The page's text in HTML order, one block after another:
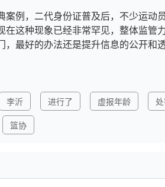
例，二代身份证普及后，不少运动
在这种现象已经非常罕见，整体监管
最好的办法还是提升信息的公开和
李沂 进行了 虚报年龄
篮协